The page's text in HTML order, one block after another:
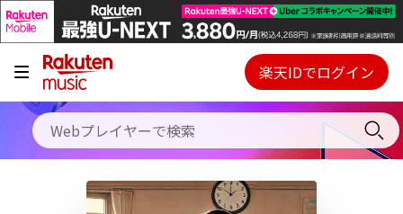
キャンペーン
料金プラン
使い方
Webプレイヤー
ご契約内容の確認・変更
楽天IDでログイン